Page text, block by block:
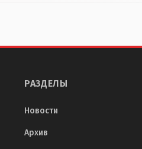
РАЗДЕЛЫ
Новости
Архив